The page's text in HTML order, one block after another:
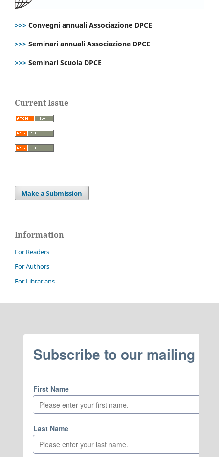
>>> Convegni annuali Associazione DPCE
>>> Seminari annuali Associazione DPCE
>>> Seminari Scuola DPCE
Current Issue
Make a Submission
Information
For Readers
For Authors
For Librarians